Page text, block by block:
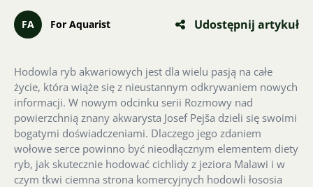
FA For Aquarist Udostępnij artykuł
Hodowla ryb akwariowych jest dla wielu pasją na całe
życie, która wiąże się z nieustannym odkrywaniem nowych
informacji. W nowym odcinku serii Rozmowy nad
powierzchnią znany akwarysta Josef Pejša dzieli się swoimi
bogatymi doświadczeniami. Dlaczego jego zdaniem
wołowe serce powinno być nieodłącznym elementem diety
ryb, jak skutecznie hodować cichlidy z jeziora Malawi i w
czym tkwi ciemna strona komercyjnych hodowli łososia